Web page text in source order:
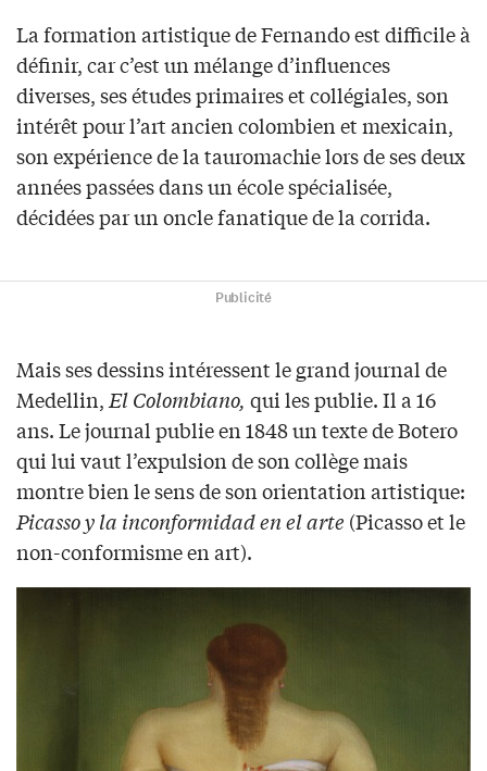
La formation artistique de Fernando est difficile à
définir, car c’est un mélange d’influences
diverses, ses études primaires et collégiales, son
intérêt pour l’art ancien colombien et mexicain,
son expérience de la tauromachie lors de ses deux
années passées dans un école spécialisée,
décidées par un oncle fanatique de la corrida.
Publicité
Mais ses dessins intéressent le grand journal de
Medellin,El Colombiano, qui les publie. Il a 16
ans. Le journal publie en 1848 un texte de Botero
qui lui vaut l’expulsion de son collège mais
montre bien le sens de son orientation artistique:
Picasso y la inconformidad en el arte (Picasso et le
non-conformisme en art).